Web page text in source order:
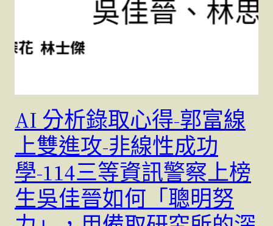
AI 分析錄取心得-郭富線
上雙進攻-非線性成功
學-114三等資訊警察上榜
生吳佳晉如何「聰明努